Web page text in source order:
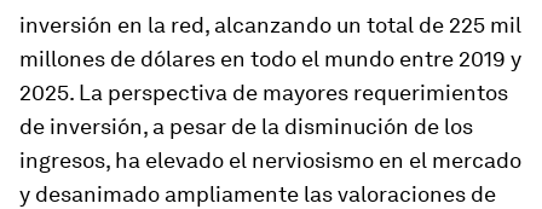
inversión en la red, alcanzando un total de 225 mil
millones de dólares en todo el mundo entre 2019 y
2025. La perspectiva de mayores requerimientos
de inversión, a pesar de la disminución de los
ingresos, ha elevado el nerviosismo en el mercado
y desanimado ampliamente las valoraciones de